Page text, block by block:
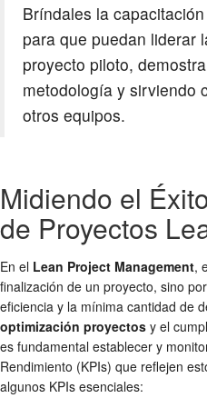
Bríndales la
para que puedan liderar
proyecto piloto,
metodología y sirviendo
otros equipos.
Midiendo el
de Proyectos
En el Lean Project Management,
finalización de un proyecto, sino
eficiencia y la mínima cantidad de
optimización proyectos y el
es fundamental establecer y
Rendimiento (KPIs) que reflejen
algunos KPIs esenciales: